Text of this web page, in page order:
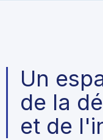
Un
de la
et de